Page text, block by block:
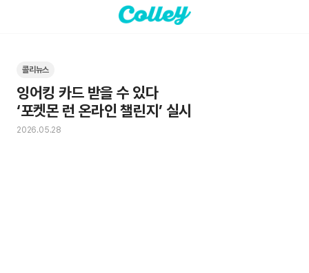
콜리뉴스
잉어킹 카드 받을 수 있다
‘포켓몬 런 온라인 챌린지’ 실시
2026.05.28